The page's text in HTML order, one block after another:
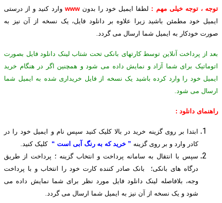
توجه ، توجه خیلی مهم : لطفا ایمیل خود را بدون www وارد کنید و از درستی
ایمیل خود مطمئن باشید زیرا علاوه بر دانلود فایل، یک نسخه از آن نیز به
صورت خودکار به ایمیل شما ارسال می گردد.
بعد از پرداخت آنلاین توسط کارتهای بانکی تحت شتاب لینک دانلود فایل بصورت
اتوماتیک برای شما آزاد و نمایش داده می شود و همچنین اگر در هنگام خرید
ایمیل خود را وارد کرده باشید یک نسخه از فایل خریداری شده به ایمیل شما
ارسال می شود.
راهنمای دانلود :
ابتدا بر روی گزینه خرید در بالا کلیک کنید سپس نام و ایمیل خود را در
کادر وارد و بر روی گزینه ” خرید که به رنگ آبی است “ کلیک کنید.
سپس با انتقال به سامانه پرداخت و انتخاب گزینه ؛ پرداخت از طریق
درگاه های بانکی؛ بانک صادر کننده کارت خود را انتخاب و با پرداخت
وجه، بلافاصله لینک دانلود فایل مورد نظر برای شما نمایش داده می
شود و یک نسخه از آن نیز به ایمیل شما ارسال می گردد.